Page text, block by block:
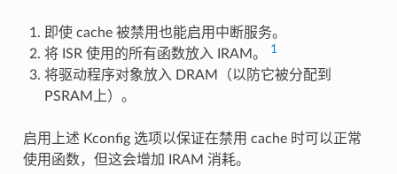
即使 cache 被禁用也能启用中断服务。
将 ISR 使用的所有函数放入 IRAM。
1
将驱动程序对象放入 DRAM（以防它被分配到
PSRAM上）。
启用上述 Kconfig 选项以保证在禁用 cache 时可以正常
使用函数，但这会增加 IRAM 消耗。